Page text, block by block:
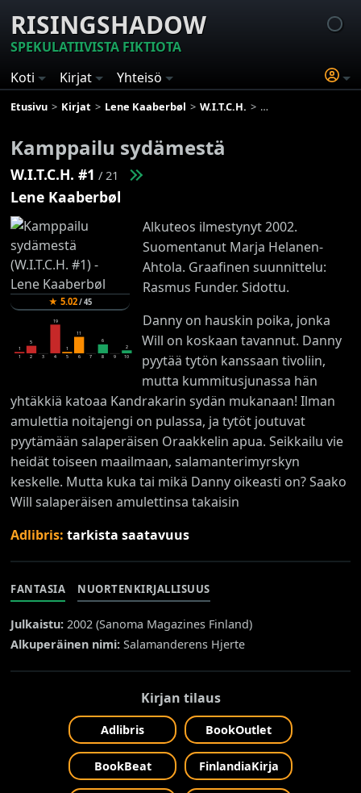
RISINGSHADOW
SPEKULATIIVISTA FIKTIOTA
Koti
Kirjat Yhteisö
Etusivu Kirjat Lene Kaaberbøl W.I.T.C.H. Kamppailu
Kamppailu sydämestä
W.I.T.C.H. #1 / 21
Lene Kaaberbøl
★5.02/45
1
1
5
2 3
19
4
1
5
11
6 7
6
8 9
2
10
Alkuteos ilmestynyt 2002.
Suomentanut Marja Helanen-
Ahtola. Graafinen suunnittelu:
Rasmus Funder. Sidottu.
Danny on hauskin poika, jonka
Will on koskaan tavannut. Danny
pyytää tytön kanssaan tivoliin,
mutta kummitusjunassa hän
yhtäkkiä katoaa Kandrakarin sydän mukanaan! Ilman
amulettia noitajengi on pulassa, ja tytöt joutuvat
pyytämään salaperäisen Oraakkelin apua. Seikkailu vie
heidät toiseen maailmaan, salamanterimyrskyn
keskelle. Mutta kuka tai mikä Danny oikeasti on? Saako
Will salaperäisen amulettinsa takaisin
Adlibris:tarkista saatavuus
FANTASIA NUORTENKIRJALLISUUS
Julkaistu: 2002 (Sanoma Magazines Finland)
Alkuperäinen nimi: Salamanderens Hjerte
Kirjan tilaus
Adlibris BookOutlet
BookBeat FinlandiaKirja